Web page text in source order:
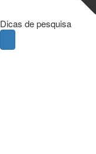
Dicas de pesquisa